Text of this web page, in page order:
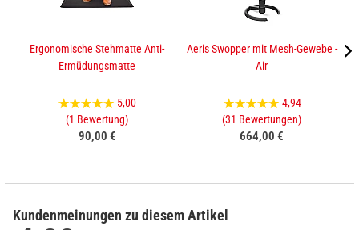
Ergonomische Stehmatte Anti-
Ermüdungsmatte
5,00
(1 Bewertung)
90,00 €
Aeris Swopper mit Mesh-Gewebe -
Air
4,94
(31 Bewertungen)
664,00 €
Kundenmeinungen zu diesem Artikel